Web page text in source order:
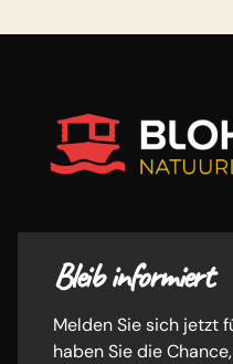
Bleib informiert
Melden Sie sich jetzt
haben Sie die